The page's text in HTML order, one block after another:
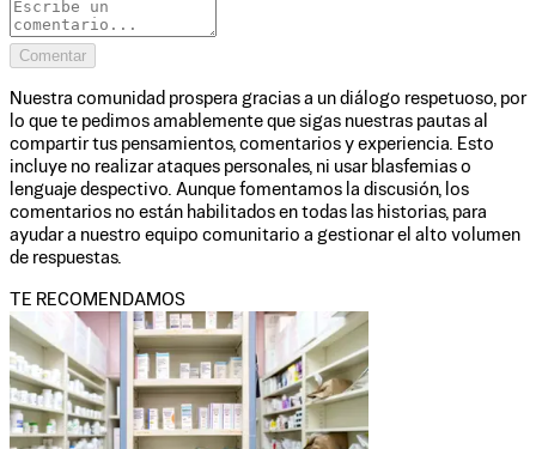
Comentar
Nuestra comunidad prospera gracias a un diálogo respetuoso, por
lo que te pedimos amablemente que sigas nuestras pautas al
compartir tus pensamientos, comentarios y experiencia. Esto
incluye no realizar ataques personales, ni usar blasfemias o
lenguaje despectivo. Aunque fomentamos la discusión, los
comentarios no están habilitados en todas las historias, para
ayudar a nuestro equipo comunitario a gestionar el alto volumen
de respuestas.
TE RECOMENDAMOS